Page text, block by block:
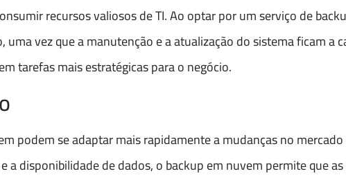
recursos valiosos de TI. Ao optar por um serviço de
vez que a manutenção e a atualização do sistema ficam a
tarefas mais estratégicas para o negócio.
podem se adaptar mais rapidamente a mudanças no
disponibilidade de dados, o backup em nuvem permite que